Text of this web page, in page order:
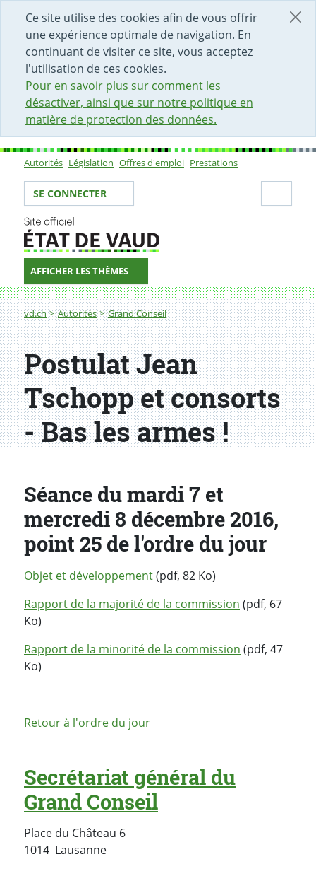
Ce site utilise des cookies afin de vous offrir
une expérience optimale de navigation. En
continuant de visiter ce site, vous acceptez
l'utilisation de ces cookies.
Pour en savoir plus sur comment les
désactiver, ainsi que sur notre politique en
matière de protection des données.
DÉBUT DU CONTENU DE LA PAGE
ACCÈS AU CHAMP DE RECHERCHE
PAGE D'ACCUEIL
FORMULAIRE DE CONTACT
Sous-navigation
Autorités Législation Offres d'emploi Prestations
Votre identité
SE CONNECTER
AFFICHER LES THÈMES
Fil d'Ariane
vd.ch Autorités Grand Conseil
Postulat Jean
Tschopp et consorts
- Bas les armes !
Séance du mardi 7 et
mercredi 8 décembre 2016,
point 25 de l'ordre du jour
Objet et développement(pdf, 82 Ko)
Rapport de la majorité de la commission (pdf, 67
Ko)
Rapport de la minorité de la commission (pdf, 47
Ko)
Retour à l'ordre du jour
Secrétariat général du
Grand Conseil
Place du Château 6
1014 LausanneSuisse